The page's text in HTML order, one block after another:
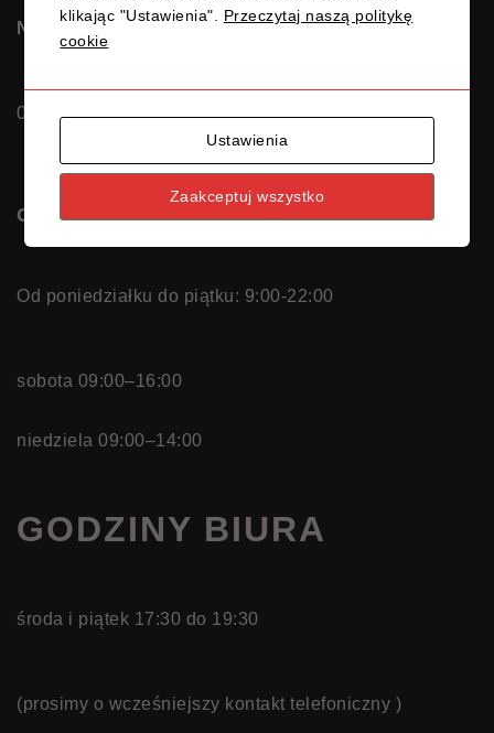
Nr rachunku OSK MATEOS Gdańsk:
04116022020000000625906812
GODZINY OTWARCIA
Od poniedziałku do piątku: 9:00-22:00
sobota 09:00–16:00
niedziela 09:00–14:00
GODZINY BIURA
środa i piątek 17:30 do 19:30
(prosimy o wcześniejszy kontakt telefoniczny )
klikając "Ustawienia". Przeczytaj naszą politykę
cookie
Ustawienia
Zaakceptuj wszystko